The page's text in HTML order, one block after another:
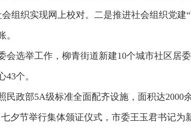
组织实现网上校对。二是推进社会组织党建
会选举工作，柳青街道新建10个城市社区居
个。
民政部5A级标准全面配齐设施，面积达2000
夕节举行集体颁证仪式，市委王玉君书记为